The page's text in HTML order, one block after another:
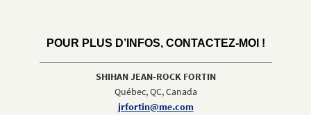
POUR PLUS D’INFOS, CONTACTEZ-MOI !
SHIHAN JEAN-ROCK FORTIN
Québec, QC, Canada
jrfortin@me.com